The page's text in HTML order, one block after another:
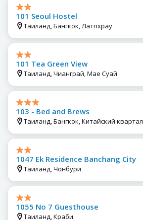
101 Seoul Hostel
Таиланд, Бангкок, Латпхрау
101 Tea Green View
Таиланд, Чианграй, Мае Суай
103 - Bed and Brews
Таиланд, Бангкок, Китайский квартал
1047 Ek Residence Banchang City
Таиланд, Чонбури
1055 No 7 Guesthouse
Таиланд, Краби